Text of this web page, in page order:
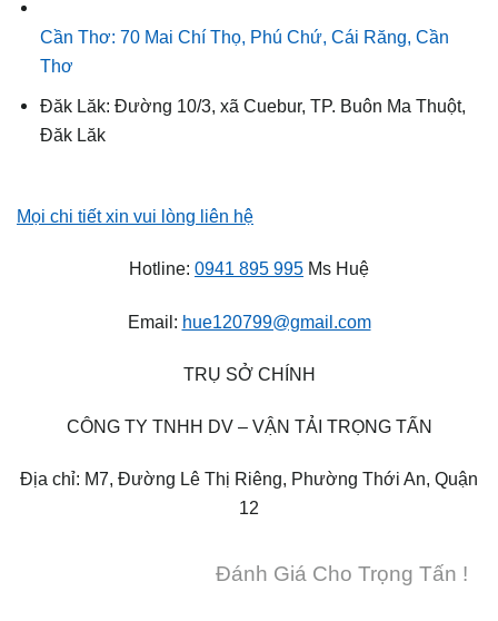
Cần Thơ: 70 Mai Chí Thọ, Phú Chứ, Cái Răng, Cần
Thơ
Đăk Lăk: Đường 10/3, xã Cuebur, TP. Buôn Ma Thuột,
Đăk Lăk
Mọi chi tiết xin vui lòng liên hệ
Hotline: 0941 895 995 Ms Huệ
Email: hue120799@gmail.com
TRỤ SỞ CHÍNH
CÔNG TY TNHH DV – VẬN TẢI TRỌNG TẤN
Địa chỉ: M7, Đường Lê Thị Riêng, Phường Thới An, Quận
12
Đánh Giá Cho Trọng Tấn !